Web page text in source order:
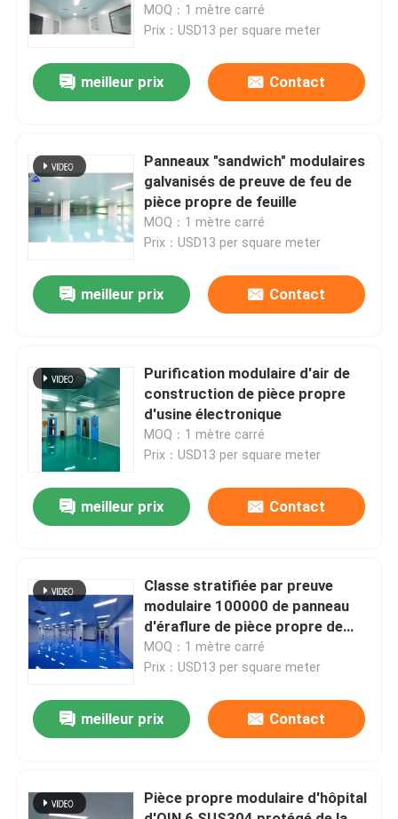
Maison
Au sujet de nous
Visite d'usine
Contrôle de qualité
Contactez-nous
Nouvelles
Cas
Pièce propre modulaire
passage
MOQ：1 mètre carré
Prix：USD13 per square meter
meilleur prix Contact
Panneaux "sandwich" modulaires
galvanisés de preuve de feu de
pièce propre de feuille
MOQ：1 mètre carré
Prix：USD13 per square meter
meilleur prix Contact
Purification modulaire d'air de
construction de pièce propre
d'usine électronique
MOQ：1 mètre carré
Prix：USD13 per square meter
meilleur prix Contact
Classe stratifiée par preuve
modulaire 100000 de panneau
d'éraflure de pièce propre de
Pharma
MOQ：1 mètre carré
Prix：USD13 per square meter
meilleur prix Contact
Pièce propre modulaire d'hôpital